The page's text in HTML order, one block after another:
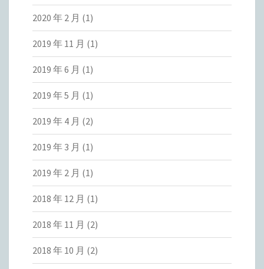
2020 年 2 月 (1)
2019 年 11 月 (1)
2019 年 6 月 (1)
2019 年 5 月 (1)
2019 年 4 月 (2)
2019 年 3 月 (1)
2019 年 2 月 (1)
2018 年 12 月 (1)
2018 年 11 月 (2)
2018 年 10 月 (2)